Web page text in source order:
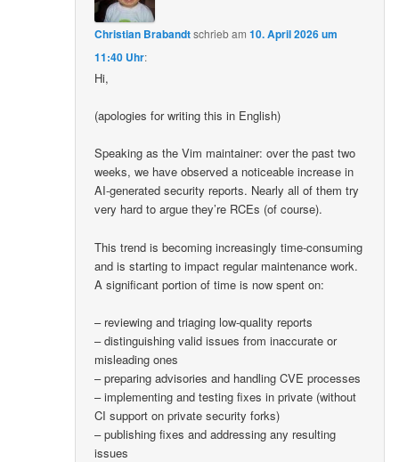
Christian Brabandtschriebam10. April 2026 um
11:40 Uhr:
Hi,
(apologies for writing this in English)
Speaking as the Vim maintainer: over the past two
weeks, we have observed a noticeable increase in
AI-generated security reports. Nearly all of them try
very hard to argue they’re RCEs (of course).
This trend is becoming increasingly time-consuming
and is starting to impact regular maintenance work.
A significant portion of time is now spent on:
– reviewing and triaging low-quality reports
– distinguishing valid issues from inaccurate or
misleading ones
– preparing advisories and handling CVE processes
– implementing and testing fixes in private (without
CI support on private security forks)
– publishing fixes and addressing any resulting
issues